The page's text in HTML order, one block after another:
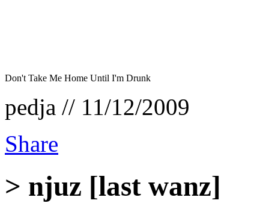
Don't Take Me Home Until I'm Drunk
pedja // 11/12/2009
Share
> njuz [last wanz]